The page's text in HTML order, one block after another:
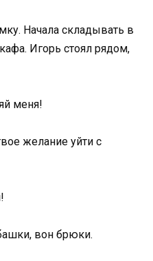
Начала складывать в
Игорь стоял рядом,
меня!
желание уйти с
вон брюки.